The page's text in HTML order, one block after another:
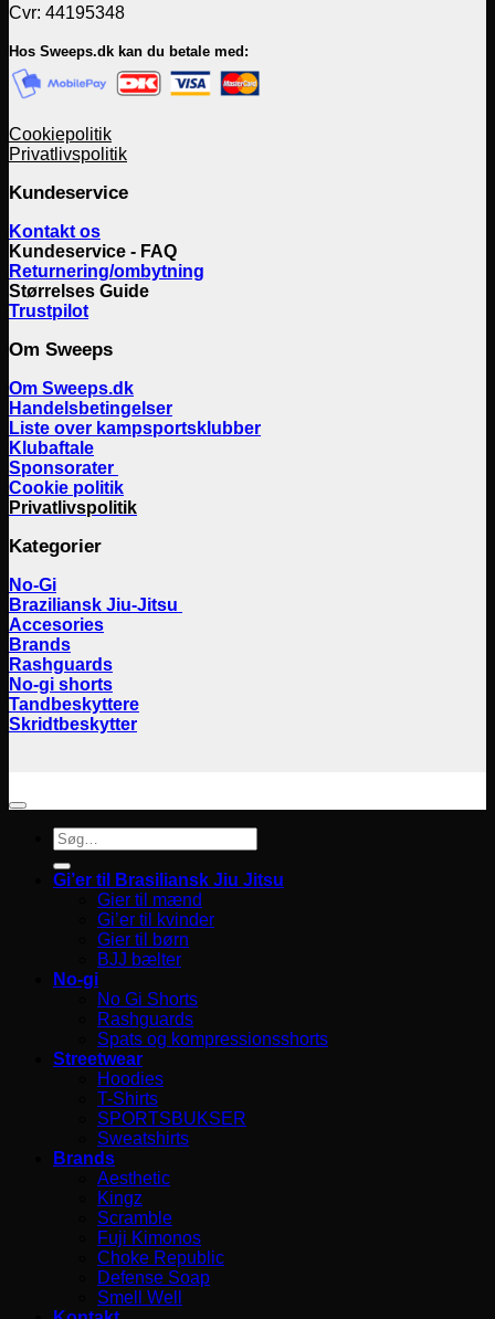
Cvr: 44195348
Hos Sweeps.dk kan du betale med:
Cookiepolitik
Privatlivspolitik
Kundeservice
Kontakt os
Kundeservice - FAQ
Returnering/ombytning
Størrelses Guide
Trustpilot
Om Sweeps
Om Sweeps.dk
Handelsbetingelser
Liste over kampsportsklubber
Klubaftale
Sponsorater
Cookie politik
Privatlivspolitik
Kategorier
No-Gi
Braziliansk Jiu-Jitsu
Accesories
Brands
Rashguards
No-gi shorts
Tandbeskyttere
Skridtbeskytter
Søg
efter:
Gi’er til Brasiliansk Jiu Jitsu
Gier til mænd
Gi’er til kvinder
Gier til børn
BJJ bælter
No-gi
No Gi Shorts
Rashguards
Spats og kompressionsshorts
Streetwear
Hoodies
T-Shirts
SPORTSBUKSER
Sweatshirts
Brands
Aesthetic
Kingz
Scramble
Fuji Kimonos
Choke Republic
Defense Soap
Smell Well